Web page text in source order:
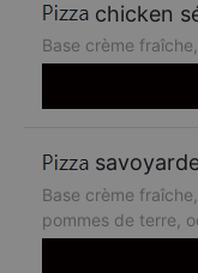
chicken
Base crème
Base crème
pommes de terre,